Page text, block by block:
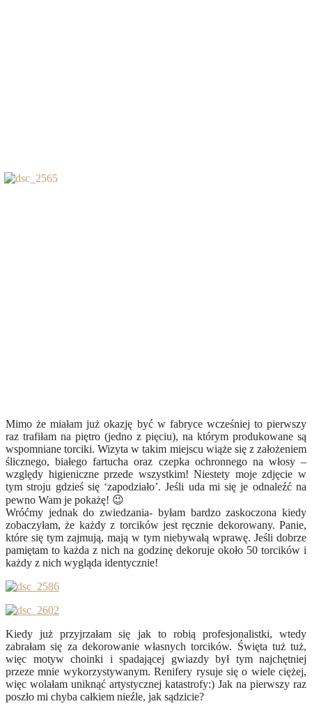
Mimo że miałam już okazję być w fabryce wcześniej to pierwszy
raz trafiłam na piętro (jedno z pięciu), na którym produkowane są
wspomniane torciki. Wizyta w takim miejscu wiąże się z założeniem
ślicznego, białego fartucha oraz czepka ochronnego na włosy –
względy higieniczne przede wszystkim! Niestety moje zdjęcie w
tym stroju gdzieś się ‘zapodziało’. Jeśli uda mi się je odnaleźć na
pewno Wam je pokażę! 😉
Wróćmy jednak do zwiedzania- byłam bardzo zaskoczona kiedy
zobaczyłam, że każdy z torcików jest ręcznie dekorowany. Panie,
które się tym zajmują, mają w tym niebywałą wprawę. Jeśli dobrze
pamiętam to każda z nich na godzinę dekoruje około 50 torcików i
każdy z nich wygląda identycznie!
Kiedy już przyjrzałam się jak to robią profesjonalistki, wtedy
zabrałam się za dekorowanie własnych torcików. Święta tuż tuż,
więc motyw choinki i spadającej gwiazdy był tym najchętniej
przeze mnie wykorzystywanym. Renifery rysuje się o wiele ciężej,
więc wolałam uniknąć artystycznej katastrofy:) Jak na pierwszy raz
poszło mi chyba całkiem nieźle, jak sądzicie?